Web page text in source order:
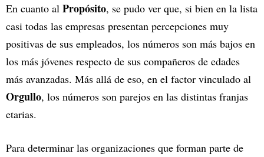
En cuanto al Propósito, se pudo ver que, si bien en la lista
casi todas las empresas presentan percepciones muy
positivas de sus empleados, los números son más bajos en
los más jóvenes respecto de sus compañeros de edades
más avanzadas. Más allá de eso, en el factor vinculado al
Orgullo, los números son parejos en las distintas franjas
etarias.
Para determinar las organizaciones que forman parte de